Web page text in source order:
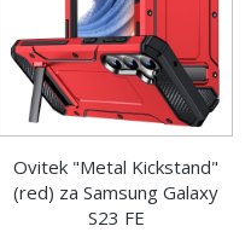
Ovitek "Metal Kickstand"
(red) za Samsung Galaxy
S23 FE